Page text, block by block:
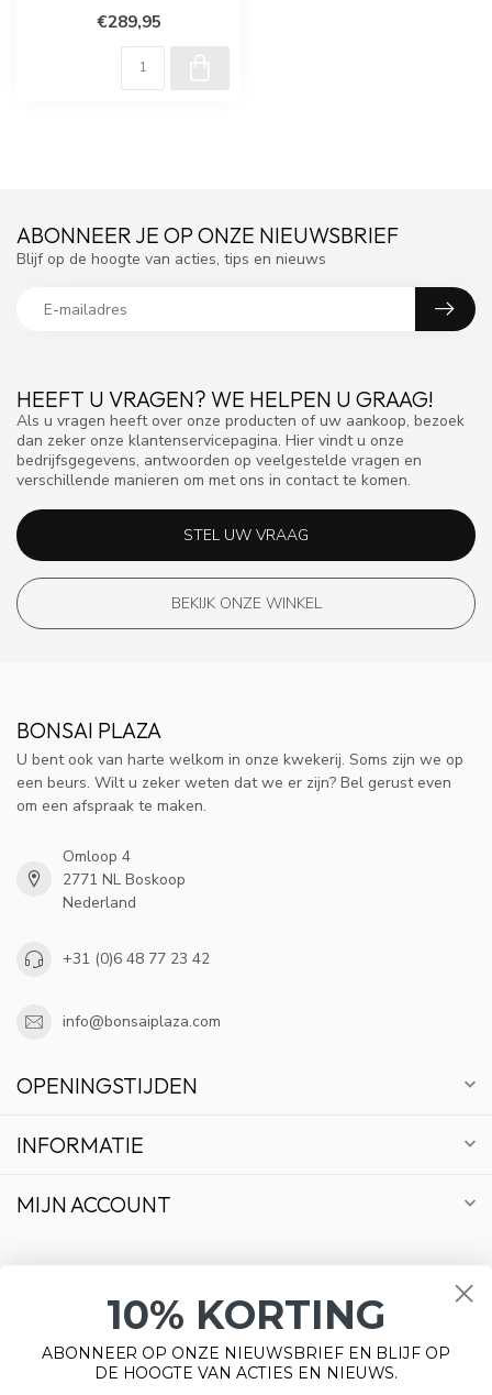
€289,95
HEEFT U VRAGEN? WE HELPEN U GRAAG!
Als u vragen heeft over onze producten of uw aankoop, bezoek
dan zeker onze klantenservicepagina. Hier vindt u onze
bedrijfsgegevens, antwoorden op veelgestelde vragen en
verschillende manieren om met ons in contact te komen.
STEL UW VRAAG
BEKIJK ONZE WINKEL
ABONNEER JE OP ONZE NIEUWSBRIEF
Blijf op de hoogte van acties, tips en nieuws
BONSAI PLAZA
U bent ook van harte welkom in onze kwekerij. Soms zijn we op
een beurs. Wilt u zeker weten dat we er zijn? Bel gerust even
om een afspraak te maken.
Omloop 4
2771 NL Boskoop
Nederland
+31 (0)6 48 77 23 42
info@bonsaiplaza.com
OPENINGSTIJDEN
INFORMATIE
MIJN ACCOUNT
10% KORTING
ABONNEER OP ONZE NIEUWSBRIEF EN BLIJF OP
DE HOOGTE VAN ACTIES EN NIEUWS.